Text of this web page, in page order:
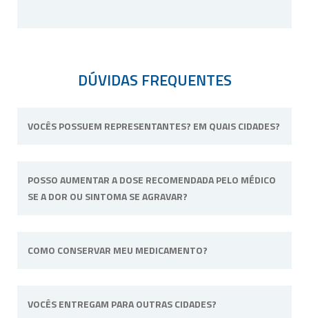
DÚVIDAS FREQUENTES
VOCÊS POSSUEM REPRESENTANTES? EM QUAIS CIDADES?
unidade física fica situada em Ribeirão Preto,
interior de São Paulo.
POSSO AUMENTAR A DOSE RECOMENDADA PELO MÉDICO
SE A DOR OU SINTOMA SE AGRAVAR?
acompanha para alterar a dose ou posologia
COMO CONSERVAR MEU MEDICAMENTO?
a fórmula tiver uma necessidade específica irá
VOCÊS ENTREGAM PARA OUTRAS CIDADES?